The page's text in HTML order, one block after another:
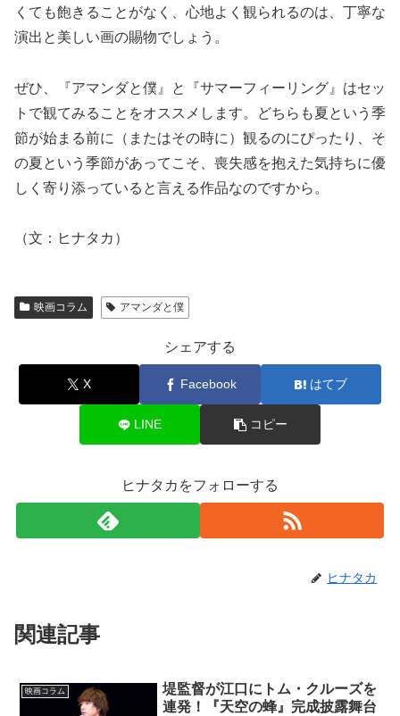
くても飽きることがなく、心地よく観られるのは、丁寧な
演出と美しい画の賜物でしょう。
ぜひ、『アマンダと僕』と『サマーフィーリング』はセッ
トで観てみることをオススメします。どちらも夏という季
節が始まる前に（またはその時に）観るのにぴったり、そ
の夏という季節があってこそ、喪失感を抱えた気持ちに優
しく寄り添っていると言える作品なのですから。
（文：ヒナタカ）
映画コラム アマンダと僕
シェアする
X Facebook はてブ
LINE コピー
ヒナタカをフォローする
ヒナタカ
関連記事
映画コラム
堤監督が江口にトム・クルーズを
連発！『天空の蜂』完成披露舞台